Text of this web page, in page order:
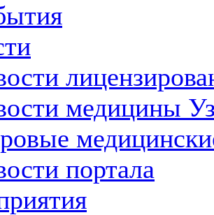
медицины
портала